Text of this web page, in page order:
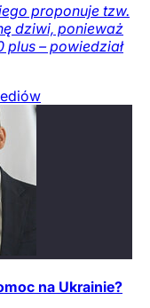
proponuje tzw.
dziwi, ponieważ
plus – powiedział
na Ukrainie?